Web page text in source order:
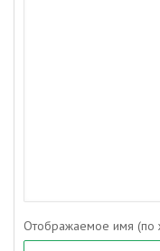
Отображаемое имя (по